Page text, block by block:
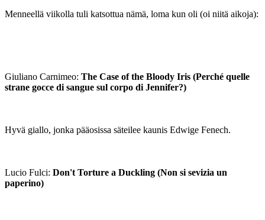
Menneellä viikolla tuli katsottua nämä, loma kun oli (oi niitä aikoja):
Giuliano Carnimeo: The Case of the Bloody Iris (Perché quelle
strane gocce di sangue sul corpo di Jennifer?)
Hyvä giallo, jonka pääosissa säteilee kaunis Edwige Fenech.
Lucio Fulci: Don't Torture a Duckling (Non si sevizia un
paperino)